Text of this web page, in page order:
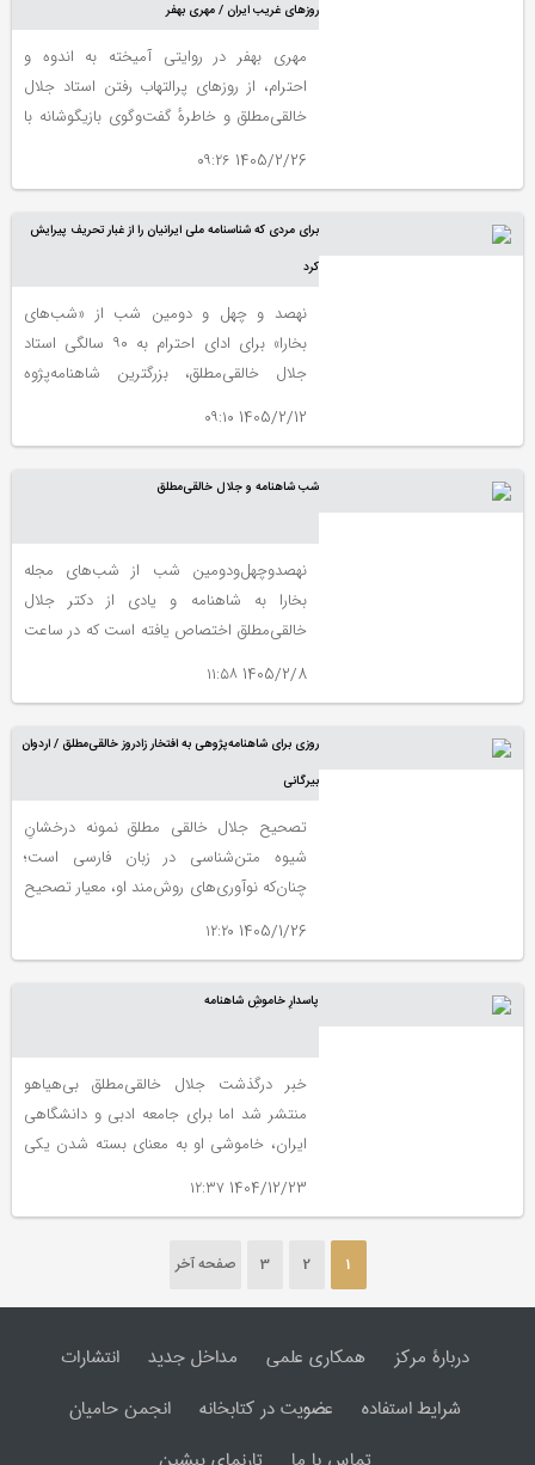
روزهای غریب ایران / مهری بهفر
مهری بهفر در روایتی آمیخته به اندوه و
احترام، از روزهای پرالتهاب رفتن استاد جلال
خالقی‌مطلق و خاطرهٔ گفت‌وگوی بازیگوشانه با
میراث ماندگاری می‌پردازد که فراتر از یک
تصحیح ساده، عمق و غنای تازه‌ای به جهان
حماسهٔ ملی ایران پیوند زد.
1405/2/26 ۰۹:۲۶
برای مردی که شناسنامه ملی ایرانیان را از غبار تحریف پیرایش
کرد
نهصد و چهل و دومین شب از «شب‌های
بخارا» برای ادای احترام به ۹۰ سالگی استاد
جلال خالقی‌مطلق، بزرگترین شاهنامه‌پژوه
1405/2/12 ۰۹:۱۰
شب شاهنامه و جلال خالقی‌مطلق
نهصدوچهل‌ودومین شب از شب‌های مجله
بخارا به شاهنامه و یادی از دکتر جلال
خالقی‌مطلق اختصاص یافته است که در ساعت
1405/2/8 ۱۱:۵۸
روزی برای شاهنامه‌پژوهی به افتخار زادروز خالقی‌مطلق / اردوان
بیرگانی
تصحیح جلال خالقی مطلق نمونه درخشانِ
شیوه متن‌شناسی در زبان فارسی است؛
چنان‌که نوآوری‌های روش‌مند او، معیار تصحیح
1405/1/26 ۱۲:۲۰
پاسدارِ خاموشِ شاهنامه
خبر درگذشت جلال خالقی‌مطلق بی‌هیاهو
منتشر شد اما برای جامعه ادبی و دانشگاهی
ایران، خاموشی او به معنای بسته شدن یکی
1404/12/23 ۱۲:۳۷
1
2
3 صفحه آخر
دربارۀ مرکز همکاری علمی مداخل جدید
انتشارات
شرایط استفاده
عضویت در کتابخانه
انجمن حامیان